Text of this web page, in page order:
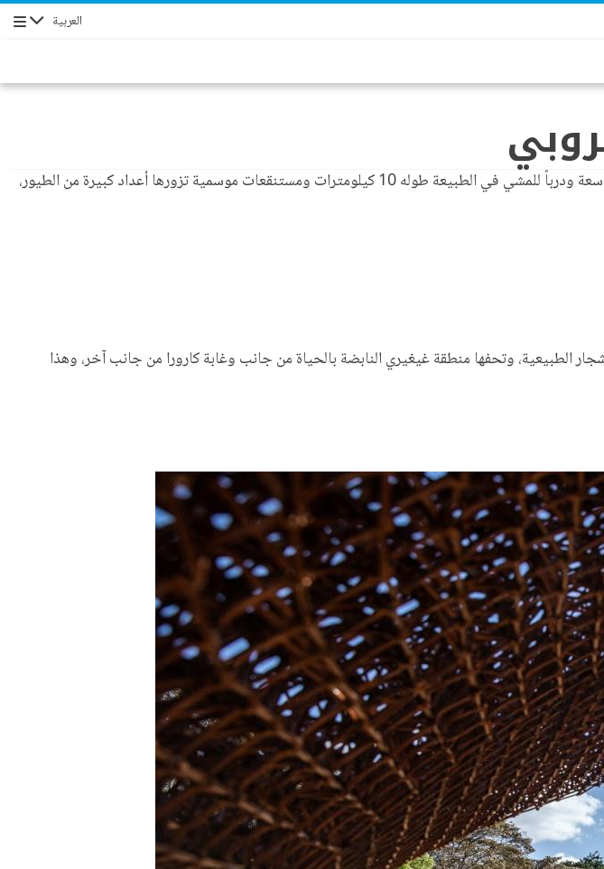
العربية الإبحار
يتضمن المقاهي والمطاعم والبنوك ومكتب بريد ووكالة سفر ومركزاً طبياً ومركزاً ترفيهياً حديثاً وحدائق واسعة ودرباً للمشي في الطبيعة طوله 10 كيلومترات ومستنقعات موسمية تزورها أعداد كبيرة من الطيور،
140 فداناً من الحدائق المنسقة وأحراج الأشجار الطبيعية، وتحفها منطقة غيغيري النابضة بالحياة من جانب وغابة كارورا من جانب آخر، وهذا